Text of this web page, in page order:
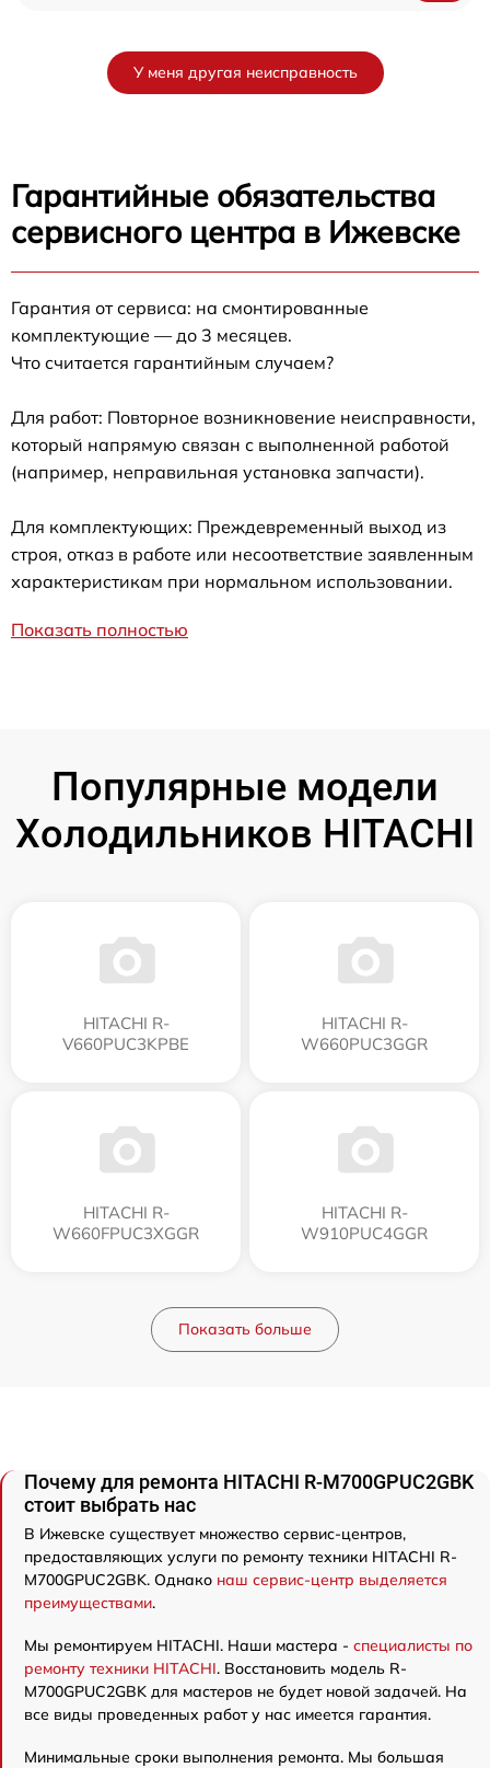
У меня другая неисправность
Гарантийные обязательства
сервисного центра в Ижевске
Гарантия от сервиса: на смонтированные
комплектующие — до 3 месяцев.
Что считается гарантийным случаем?
Для работ: Повторное возникновение неисправности,
который напрямую связан с выполненной работой
(например, неправильная установка запчасти).
Для комплектующих: Преждевременный выход из
строя, отказ в работе или несоответствие заявленным
характеристикам при нормальном использовании.
Показать полностью
Популярные модели
Холодильников HITACHI
HITACHI R-
V660PUC3KPBE
HITACHI R-
W660PUC3GGR
HITACHI R-
W660FPUC3XGGR
HITACHI R-
W910PUC4GGR
Показать больше
Почему для ремонта HITACHI R-M700GPUC2GBK
стоит выбрать нас
В Ижевске существует множество сервис-центров,
предоставляющих услуги по ремонту техники HITACHI R-
M700GPUC2GBK. Однако наш сервис-центр выделяется
преимуществами.
Мы ремонтируем HITACHI. Наши мастера - специалисты по
ремонту техники HITACHI. Восстановить модель R-
M700GPUC2GBK для мастеров не будет новой задачей. На
все виды проведенных работ у нас имеется гарантия.
Минимальные сроки выполнения ремонта. Мы большая